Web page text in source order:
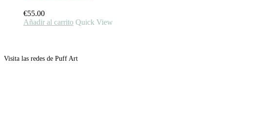
€55.00
Añadir al carrito Quick View
Visita las redes de Puff Art